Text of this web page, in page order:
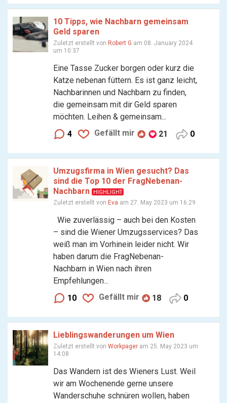
10 Tipps, wie Nachbarn gemeinsam
Geld sparen
Zuletzt erstellt von Robert G am 08. January 2024
um 10:37
Eine Tasse Zucker borgen oder kurz die
Katze nebenan füttern. Es ist ganz leicht,
Nachbarinnen und Nachbarn zu finden,
die gemeinsam mit dir Geld sparen
möchten. Leihen & gemeinsam...
4
Gefällt mir 21 0
Umzugsfirma in Wien gesucht? Das
sind die Top 10 der FragNebenan-
Nachbarn
HIGHLIGHT
Zuletzt erstellt von Eva am 27. May 2023 um 16:29
Wie zuverlässig – auch bei den Kosten
– sind die Wiener Umzugsservices? Das
weiß man im Vorhinein leider nicht. Wir
haben darum die FragNebenan-
Nachbarn in Wien nach ihren
Empfehlungen...
10
Gefällt mir 18 0
Lieblingswanderungen um Wien
Zuletzt erstellt von Workpager am 25. May 2023 um
14:08
Das Wandern ist des Wieners Lust. Weil
wir am Wochenende gerne unsere
Wanderschuhe schnüren wollen, haben